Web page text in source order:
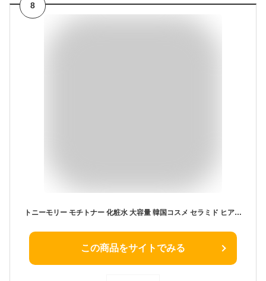
8
トニーモリー モチトナー 化粧水 大容量 韓国コスメ セラミド ヒアルロン酸 拭き取り化粧水 保湿 敏感肌 韓国化粧水 パンテノール CICA 500ml (1個)
この商品をサイトでみる